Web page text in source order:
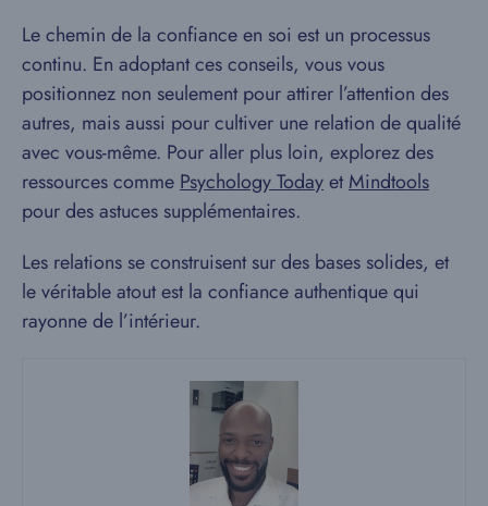
Le chemin de la confiance en soi est un processus
continu. En adoptant ces conseils, vous vous
positionnez non seulement pour attirer l’attention des
autres, mais aussi pour cultiver une relation de qualité
avec vous-même. Pour aller plus loin, explorez des
ressources commePsychology TodayetMindtools
pour des astuces supplémentaires.
Les relations se construisent sur des bases solides, et
le véritable atout est la confiance authentique qui
rayonne de l’intérieur.